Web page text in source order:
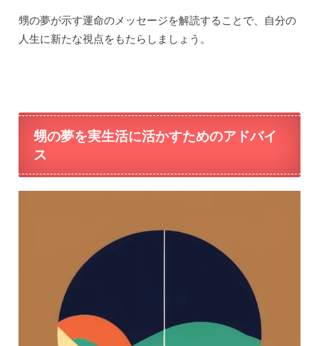
甥の夢が示す運命のメッセージを解読することで、自分の
人生に新たな視点をもたらしましょう。
甥の夢を実生活に活かすためのアドバイ
ス